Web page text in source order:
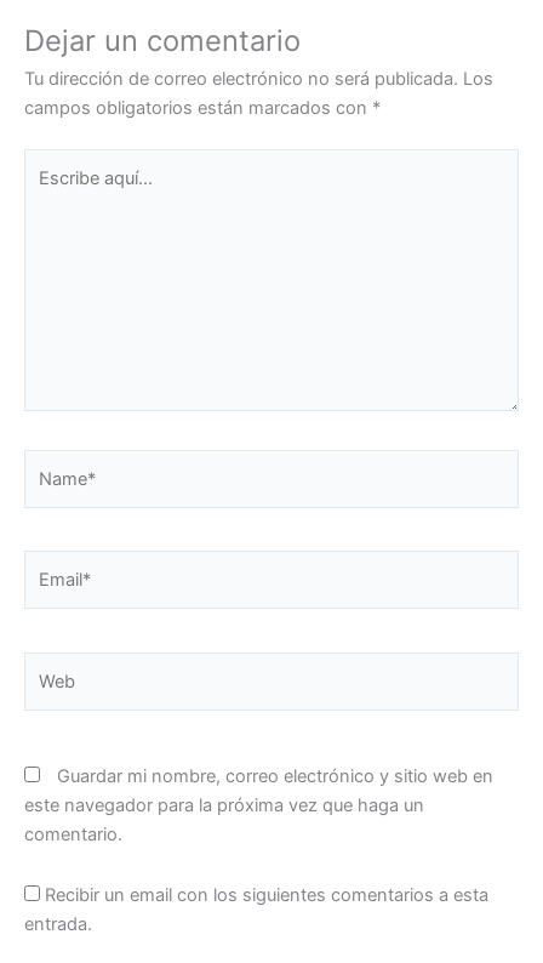
Dejar un comentario
Tu dirección de correo electrónico no será publicada. Los
campos obligatorios están marcados con *
aquí...
Guardar mi nombre, correo electrónico y sitio web en
este navegador para la próxima vez que haga un
comentario.
Recibir un email con los siguientes comentarios a esta
entrada.